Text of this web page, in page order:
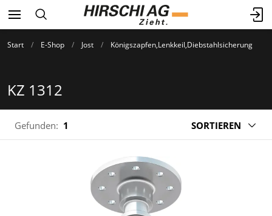
Start E-Shop Jost Königszapfen,Lenkkeil,Diebstahlsicherung
KZ 1312
Gefunden: 1 SORTIEREN